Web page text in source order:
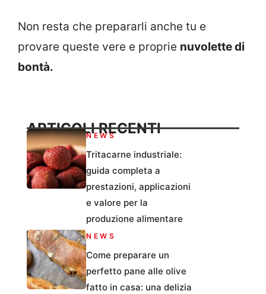
Non resta che prepararli anche tu e
provare queste vere e proprie nuvolette di
bontà.
ARTICOLI RECENTI
NEWS
Tritacarne industriale:
guida completa a
prestazioni, applicazioni
e valore per la
produzione alimentare
NEWS
Come preparare un
perfetto pane alle olive
fatto in casa: una delizia